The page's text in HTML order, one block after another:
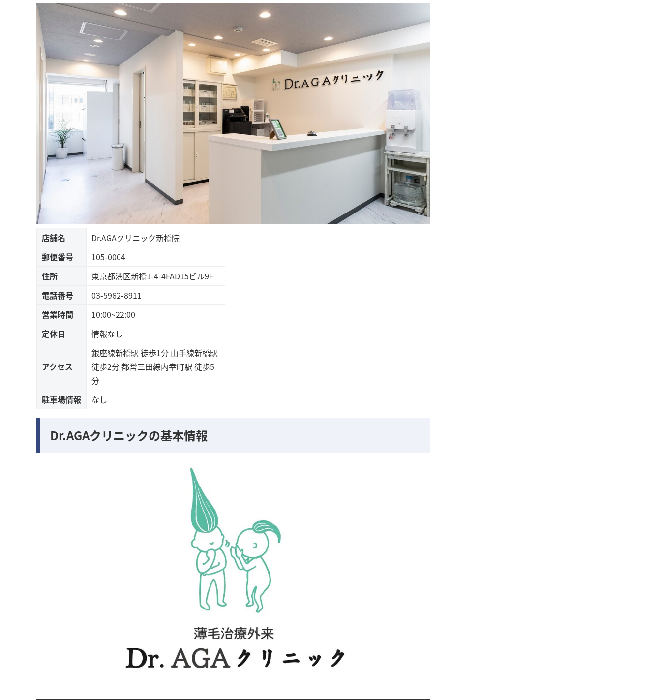
店舗名
Dr.AGAクリニック新橋院
郵便番号
105-0004
住所
東京都港区新橋1-4-4FAD15ビル9F
電話番号
03-5962-8911
営業時間
10:00~22:00
定休日
情報なし
アクセス
銀座線新橋駅 徒歩1分 山手線新橋駅
徒歩2分 都営三田線内幸町駅 徒歩5
分
駐車場情報
なし
Dr.AGAクリニックの基本情報